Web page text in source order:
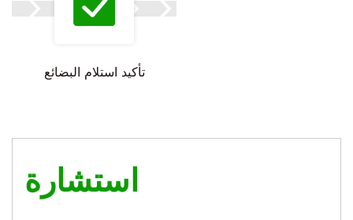
تأكيد استلام البضائع
استشارة